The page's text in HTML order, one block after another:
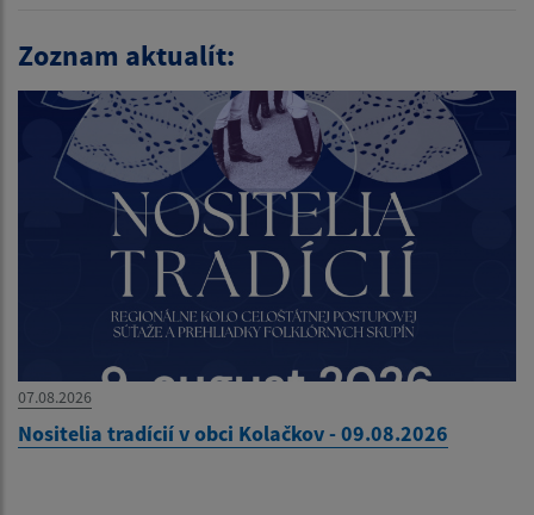
Zoznam aktualít:
07.08.2026
Nositelia tradícií v obci Kolačkov - 09.08.2026